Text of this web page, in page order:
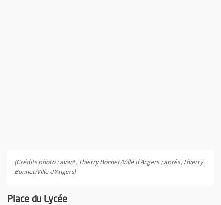
(Crédits photo : avant, Thierry Bonnet/Ville d'Angers ; après, Thierry
Bonnet/Ville d'Angers)
Place du Lycée